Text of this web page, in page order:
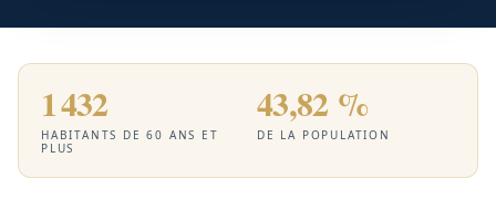
1 432
HABITANTS DE 60 ANS ET
PLUS
43,82 %
DE LA POPULATION